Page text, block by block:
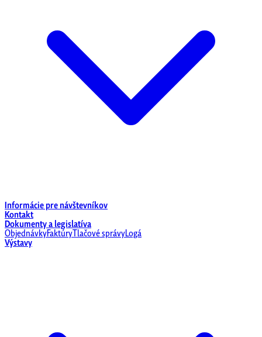
Informácie pre návštevníkov
Kontakt
Dokumenty a legislatíva
ObjednávkyFaktúry Tlačové správyLogá
Výstavy